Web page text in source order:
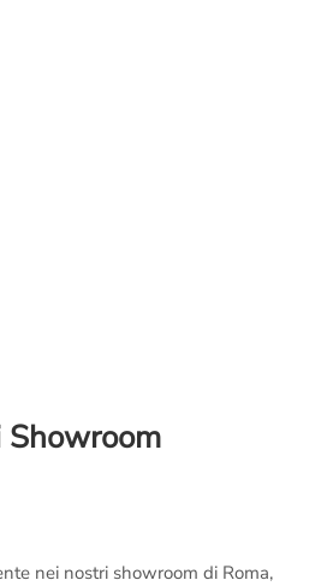
nei nostri showroom di Roma,